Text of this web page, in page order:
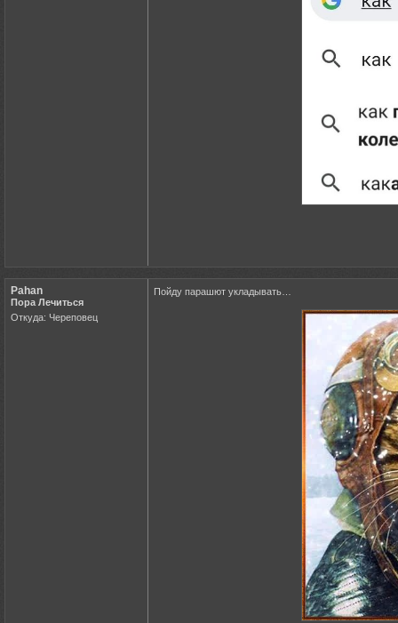
Pahan
Пора Лечиться
Откуда: Череповец
Пойду парашют укладывать…